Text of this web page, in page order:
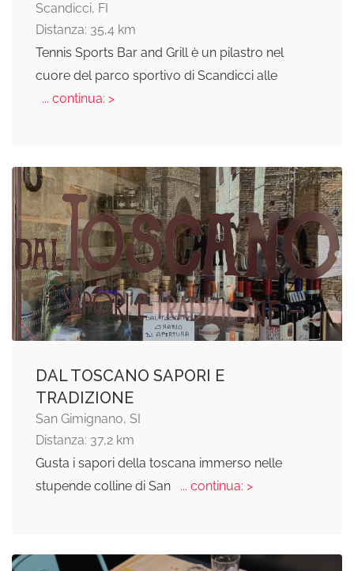
Scandicci, FI
Distanza: 35,4 km
Tennis Sports Bar and Grill è un pilastro nel
cuore del parco sportivo di Scandicci alle
... continua: >
DAL TOSCANO SAPORI E
TRADIZIONE
San Gimignano, SI
Distanza: 37,2 km
Gusta i sapori della toscana immerso nelle
stupende colline di San
... continua: >